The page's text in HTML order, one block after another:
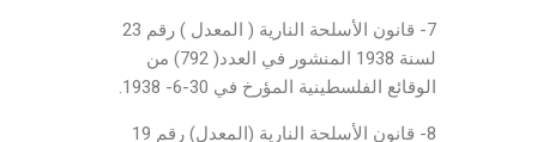
7- قانون الأسلحة النارية ( المعدل ) رقم 23
لسنة 1938 المنشور في العدد( 792) من
الوقائع الفلسطينية المؤرخ في 30-6- 1938.
8- قانون الأسلحة النارية (المعدل) رقم 19